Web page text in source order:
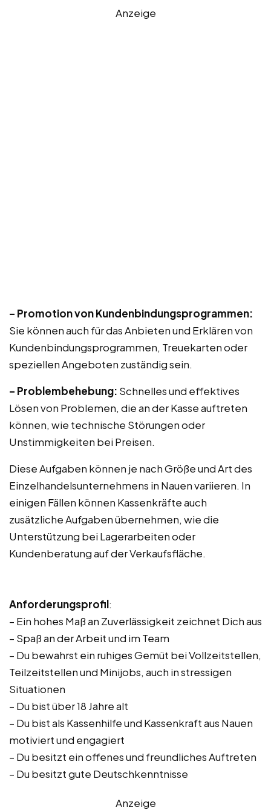
Anzeige
– Promotion von Kundenbindungsprogrammen:
Sie können auch für das Anbieten und Erklären von
Kundenbindungsprogrammen, Treuekarten oder
speziellen Angeboten zuständig sein.
– Problembehebung: Schnelles und effektives
Lösen von Problemen, die an der Kasse auftreten
können, wie technische Störungen oder
Unstimmigkeiten bei Preisen.
Diese Aufgaben können je nach Größe und Art des
Einzelhandelsunternehmens in Nauen variieren. In
einigen Fällen können Kassenkräfte auch
zusätzliche Aufgaben übernehmen, wie die
Unterstützung bei Lagerarbeiten oder
Kundenberatung auf der Verkaufsfläche.
Anforderungsprofil:
– Ein hohes Maß an Zuverlässigkeit zeichnet Dich aus
– Spaß an der Arbeit und im Team
– Du bewahrst ein ruhiges Gemüt bei Vollzeitstellen,
Teilzeitstellen und Minijobs, auch in stressigen
Situationen
– Du bist über 18 Jahre alt
– Du bist als Kassenhilfe und Kassenkraft aus Nauen
motiviert und engagiert
– Du besitzt ein offenes und freundliches Auftreten
– Du besitzt gute Deutschkenntnisse
Anzeige